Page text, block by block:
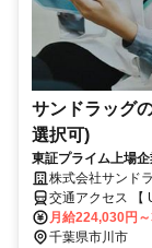
サンドラッグ
選択可)
東証プライム上場
マなし／年収例32
インの仕事
株式会社サンド
交通アクセス 【 U
伴う転勤はあり
月給224,030円
千葉県市川市